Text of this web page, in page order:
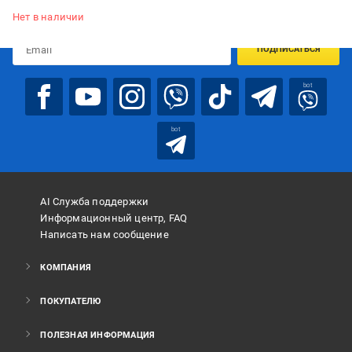
Нет в наличии
ПОДПИСАТЬСЯ
bot
bot
AI Служба поддержки
Информационный центр, FAQ
Написать нам сообщение
КОМПАНИЯ
ПОКУПАТЕЛЮ
ПОЛЕЗНАЯ ИНФОРМАЦИЯ